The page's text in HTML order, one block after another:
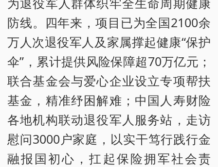
防线。四年来，项目已为全国2100余
万人次退役军人及家属撑起健康“保护
伞”，累计提供风险保障超70万亿元；
联合基金会与爱心企业设立专项帮扶
基金，精准纾困解难；中国人寿财险
各地机构联动退役军人服务站，走访
慰问3000户家庭，以实干笃行践行金
融报国初心，扛起保险拥军社会责